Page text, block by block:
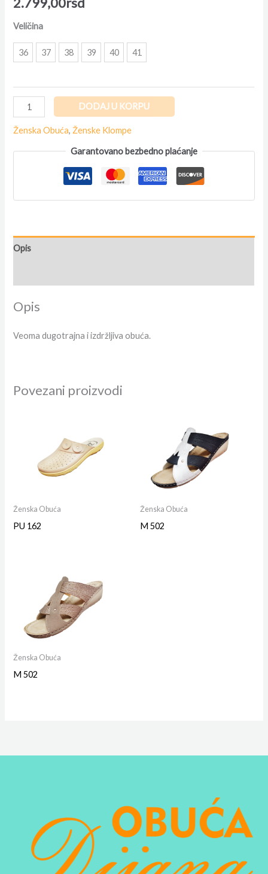
Veličina
36 37 38 39 40 41
DODAJ U KORPU
Ženska Obuća, Ženske Klompe
Garantovano bezbedno plaćanje
Opis
Opis
Veoma dugotrajna i izdržljiva obuća.
Povezani proizvodi
Ženska Obuća
PU 162
Ženska Obuća
M 502
Ženska Obuća
M 502